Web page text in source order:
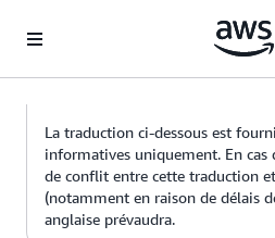
La traduction ci-dessous est
informatives uniquement. En cas
de conflit entre cette traduction
(notamment en raison de délais
anglaise prévaudra.